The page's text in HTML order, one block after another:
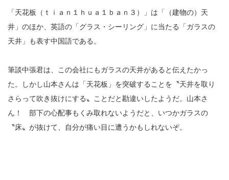
「天花板（ｔｉａｎ１ｈｕａ１ｂａｎ３）」は「（建物の）天
井」のほか、英語の「グラス・シーリング」に当たる「ガラスの
天井」も表す中国語である。
筆談中張君は、この会社にもガラスの天井があると伝えたかっ
た。しかし山本さんは「天花板」を突破することを〝天井を取り
さらって吹き抜けにする〟ことだと勘違いしたようだ。山本さ
ん！ 部下の心配事もくみ取れないようだと、いつかガラスの
〝床〟が抜けて、自分が痛い目に遭うかもしれないぞ。